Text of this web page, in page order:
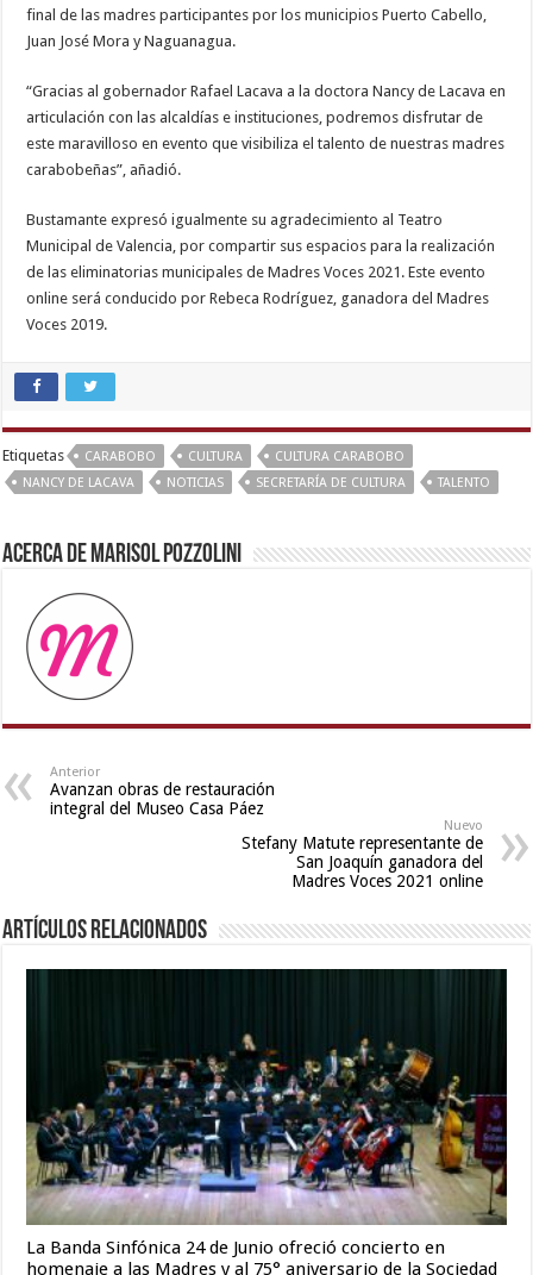
final de las madres participantes por los municipios Puerto Cabello,
Juan José Mora y Naguanagua.
“Gracias al gobernador Rafael Lacava a la doctora Nancy de Lacava en
articulación con las alcaldías e instituciones, podremos disfrutar de
este maravilloso en evento que visibiliza el talento de nuestras madres
carabobeñas”, añadió.
Bustamante expresó igualmente su agradecimiento al Teatro
Municipal de Valencia, por compartir sus espacios para la realización
de las eliminatorias municipales de Madres Voces 2021. Este evento
online será conducido por Rebeca Rodríguez, ganadora del Madres
Voces 2019.
kajal
agarwal
sex,
aunty
nude,
desi
fuking
in
clear
telugu
leone
hd
video
sex
Etiquetas CARABOBO CULTURA
CULTURA CARABOBO
NANCY DE LACAVA
NOTICIAS SECRETARÍA DE CULTURA TALENTO
Acerca de Marisol Pozzolini
Anterior
Avanzan obras de restauración
integral del Museo Casa Páez
Nuevo
Stefany Matute representante de
San Joaquín ganadora del
Madres Voces 2021 online
Artículos relacionados
La Banda Sinfónica 24 de Junio ofreció concierto en
homenaje a las Madres y al 75° aniversario de la Sociedad